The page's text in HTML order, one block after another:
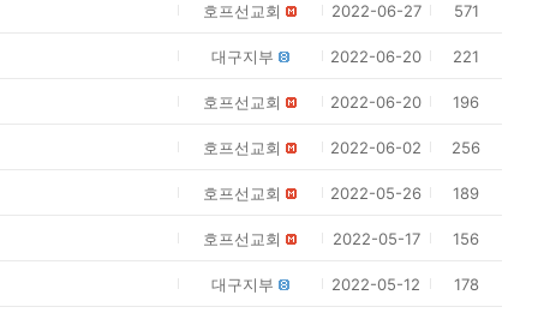
호프선교회 2022-06-27 571
대구지부 2022-06-20 221
호프선교회 2022-06-20 196
호프선교회 2022-06-02 256
호프선교회 2022-05-26 189
호프선교회 2022-05-17 156
대구지부 2022-05-12 178